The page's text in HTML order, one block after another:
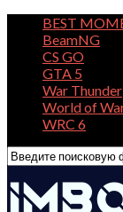
BEST
BeamNG
CS GO
GTA 5
War Thunder
World of
WRC 6